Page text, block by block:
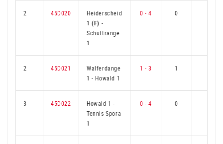
2 45D020
Heiderscheid
1(F) -
Schuttrange
1
0 - 4 0
2 45D021
Walferdange
1- Howald 1
1 - 3 1
3 45D022 Howald 1-
Tennis Spora
1
0 - 4 0